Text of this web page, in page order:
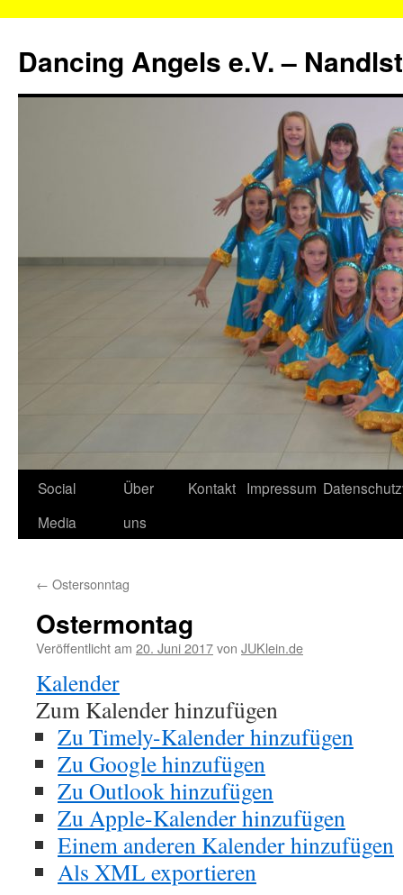
springen
Dancing Angels e.V. –
Social
Media
Über
uns
Kontakt Impressum
← Ostersonntag
Ostermontag
Veröffentlicht am 20. Juni 2017von JUKlein.de
Kalender
Zum Kalender hinzufügen
Zu Timely-Kalender hinzufügen
Zu Google hinzufügen
Zu Outlook hinzufügen
Zu Apple-Kalender hinzufügen
Einem anderen Kalender hinzufügen
Als XML exportieren